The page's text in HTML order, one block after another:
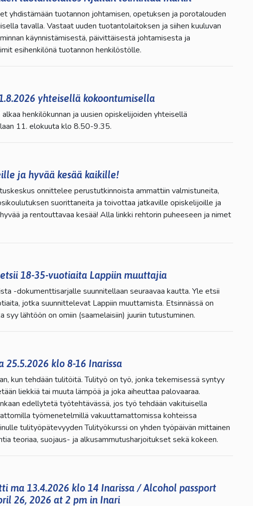
yhdistämään tuotannon johtamisen, opetuksen ja porotalouden
tavalla. Vastaat uuden tuotantolaitoksen ja siihen kuuluvan
käynnistämisestä, päivittäisestä johtamisesta ja
esihenkilönä tuotannon henkilöstölle.
yhteisellä kokoontumisella
henkilökunnan ja uusien opiskelijoiden yhteisellä
11. elokuuta klo 8.50-9.35.
ja hyvää kesää kaikille!
onnittelee perustutkinnoista ammattiin valmistuneita,
suorittaneita ja toivottaa jatkaville opiskelijoille ja
ja rentouttavaa kesää! Alla linkki rehtorin puheeseen ja nimet
18-35-vuotiaita Lappiin muuttajia
-dokumenttisarjalle suunnitellaan seuraavaa kautta. Yle etsii
jotka suunnittelevat Lappiin muuttamista. Etsinnässä on
syy lähtöön on omiin (saamelaisiin) juuriin tutustuminen.
25.5.2026 klo 8-16 Inarissa
kun tehdään tulitöitä. Tulityö on työ, jonka tekemisessä syntyy
liekkiä tai muuta lämpöä ja joka aiheuttaa palovaaraa.
edellytetä työtehtävässä, jos työ tehdään vakituisella
työmenetelmillä vakuuttamattomissa kohteissa
tulityöpätevyyden Tulityökurssi on yhden työpäivän mittainen
teoriaa, suojaus- ja alkusammutusharjoitukset sekä kokeen.
ma 13.4.2026 klo 14 Inarissa / Alcohol passport
26, 2026 at 2 pm in Inari